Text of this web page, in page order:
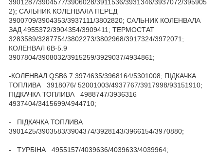
3901287/3904577/3906028/3911536/3931346/3937072/395905
2); САЛЬНИК КОЛЕНВАЛА ПЕРЕД
3900709/3904353/3937111/3802820; САЛЬНИК КОЛЕНВАЛА
ЗАД 4955372/3904354/3909411; ТЕРМОСТАТ
3283589/3287754/3802273/3802968/3917324/3972071;
КОЛЕНВАЛ 6B-5.9
3907804/3908032/3915259/3929037/4934861;
-КОЛЕНВАЛ QSB6.7 3974635/3968164/5301008; ПІДКАЧКА
ТОПЛИВА 3918076/ 52001003/4937767/3917998/93151910;
ПІДКАЧКА ТОПЛИВА 4988747/3936316
4937404/3415699/4944710;
- ПІДКАЧКА ТОПЛИВА
3901425/3903583/3904374/3928143/3966154/3970880;
- ТУРБІНА 4955157/4039636/4039633/4039964;